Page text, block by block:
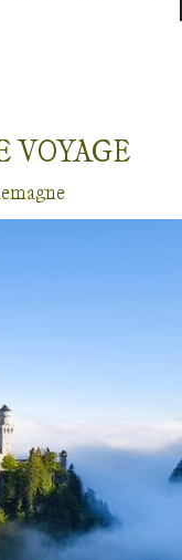
parfaits pour les
des treks
du Kilimandjaro ou
pour vous offrir
Profitez-en
et vivre des
VOYAGE